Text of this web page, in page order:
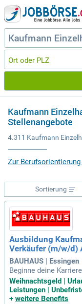
Kaufmann
Stellenangebote
4.311 Kaufmann
Zur
Sortierung
Ausbildung
Verkäufer (m/w/d)
BAUHAUS | Essingen
Beginne deine
ndels mit einer
en Jahren wirst du
ernst alles über
Weihnachtsgeld |
Leistungen |
+ weitere Benefits